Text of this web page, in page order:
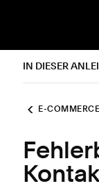
IN DIESER
E-COMMERCE